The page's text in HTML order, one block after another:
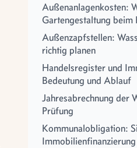
Außenanlagenkosten:
Gartengestaltung beim
Außenzapfstellen:
richtig planen
Handelsregister und
Bedeutung und Ablauf
Jahresabrechnung der
Prüfung
Kommunalobligation:
Immobilienfinanzierung